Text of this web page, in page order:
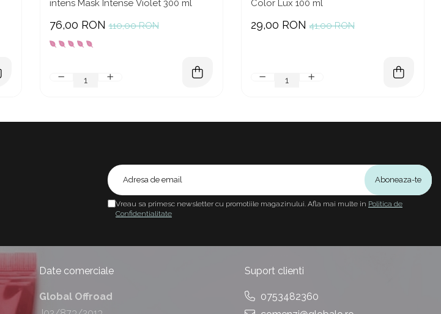
intens Mask Intense Violet 300 ml
110,00 RON
76,00 RON
Color Lux 100 ml
41,00 RON
29,00 RON
Vreau sa primesc newsletter cu promotiile magazinului. Afla mai multe in Politica de
Confidentialitate
Date comerciale
Global Offroad
Suport clienti
0753482360